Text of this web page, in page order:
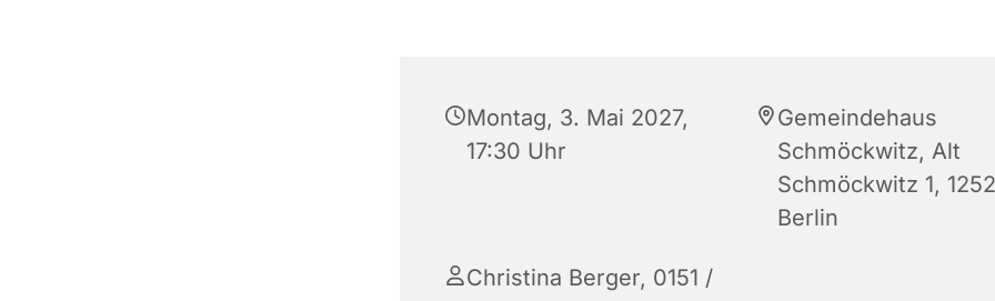
Montag, 3. Mai 2027,
17:30 Uhr
Gemeindehaus
Schmöckwitz, Alt
Schmöckwitz 1,
Berlin
Christina Berger, 0151 /